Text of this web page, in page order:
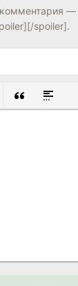
spoiler].
ВСТАВКА